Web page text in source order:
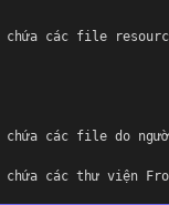
chứa các file
chứa các file do
chứa các thư viện